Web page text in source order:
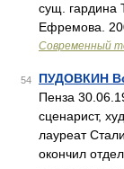
сущ. гардина
Ефремова.
Современный
54 ПУДОВКИН
Пенза
сценарист,
лауреат
окончил